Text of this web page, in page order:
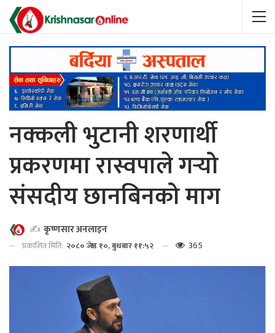
नक्कली भुटानी शरणार्थी
प्रकरणमा रास्वपाले गर्‍यो
संसदीय छानबिनको माग
✍️ कृष्णसार अनलाइन
प्रकाशित मिति: २०८० जेष्ठ १०, बुधबार ११:५२ 365